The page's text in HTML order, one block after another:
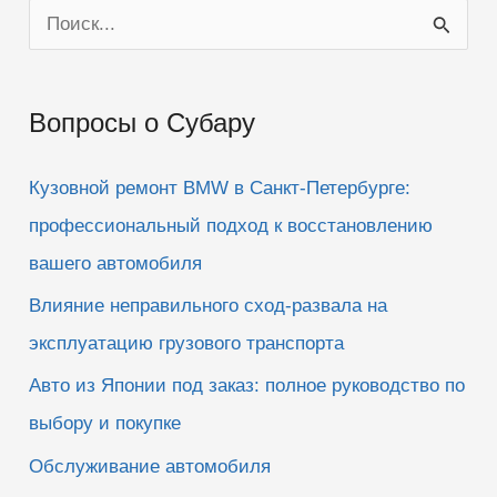
о
с
Вопросы о Субару
Кузовной ремонт BMW в Санкт-Петербурге:
профессиональный подход к восстановлению
вашего автомобиля
Влияние неправильного сход-развала на
эксплуатацию грузового транспорта
Авто из Японии под заказ: полное руководство по
выбору и покупке
Обслуживание автомобиля